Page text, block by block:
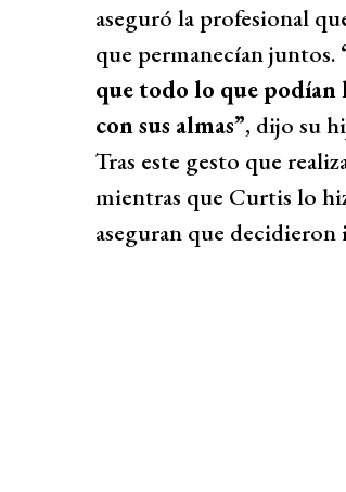
aseguró la profesional
que permanecían juntos.
que todo lo que podían
con sus almas”, dijo su
Tras este gesto que
mientras que Curtis lo
aseguran que decidieron